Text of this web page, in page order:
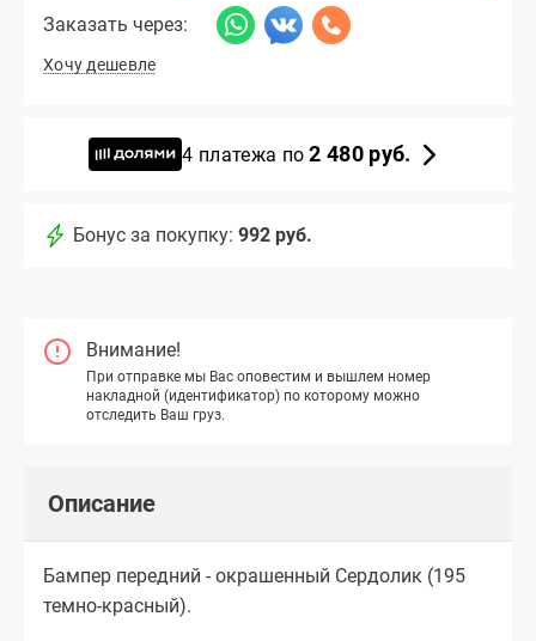
Заказать через:
Хочу дешевле
4 платежа по2 480 руб.
Бонус за покупку: 992 руб.
Внимание!
При отправке мы Вас оповестим и вышлем номер
накладной (идентификатор) по которому можно
отследить Ваш груз.
Описание
Бампер передний - окрашенный Сердолик (195
темно-красный).